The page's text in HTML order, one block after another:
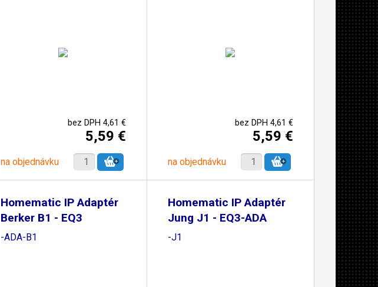
bez DPH 4,61 €
5,59 €
na objednávku
bez DPH 4,61 €
5,59 €
na objednávku
Homematic IP Adaptér
Berker B1 - EQ3
-ADA-B1
Homematic IP Adaptér
Jung J1 - EQ3-ADA
-J1